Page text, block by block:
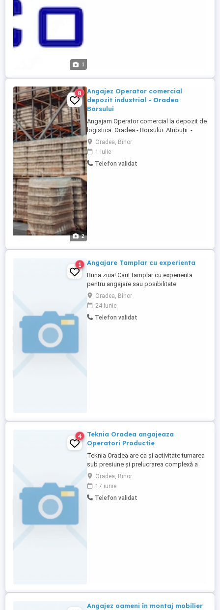
1
2
8
Angajez Operator comercial
depozit industrial - Oradea
Borsului
Angajam Operator comercial la depozit de
logistica. Oradea - Borsului. Atribuții: -
preia, si manipuleaza marfa, - gestionează
si organizeaza depozitul, - relaționează cu
clienții - intretine buna functionare -
program de lucru 8 ore pe zi (L-V 8-17.00)
Oradea, Bihor
1 iulie
Telefon validat
1 Angajare Tamplar cu experienta
Buna ziua! Caut tamplar cu experienta
pentru angajare sau posibilitate
colaborare pentru fabricare mobila la
comanda din pal si mdf. Atelierul produce
si monteaza mobilier personalizat pentru
persoane fizice si juridice. Pentru mai
Oradea, Bihor
24 iunie
Telefon validat
4
Teknia Oradea angajeaza
Operatori Productie
Teknia Oradea are ca şi activitate turnarea
sub presiune şi prelucrarea complexă a
pieselor de aluminiu. - Operarea masinilor
(strunguri, centre de prelucrare, masini de
injectie sub presiune, prese) - Urmarirea
pasilor de productie, respectiv a
Oradea, Bihor
17 iunie
Telefon validat
Angajez oameni în montaj mobilier